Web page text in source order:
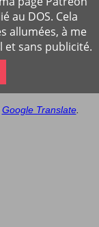
au DOS. Cela
allumées, à me
sans publicité.
Google Translate.